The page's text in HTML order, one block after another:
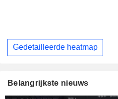
Gedetailleerde heatmap
Belangrijkste nieuws